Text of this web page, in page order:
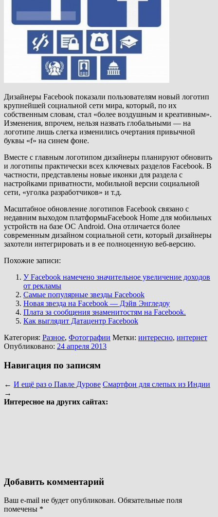
Дизайнеры Facebook показали пользователям новый логотип
крупнейшей социальной сети мира, который, по их
собственным словам, стал «более воздушным и креативным».
Изменения, впрочем, нельзя назвать глобальными — на
логотипе лишь слегка изменились очертания привычной
буквы «f» на синем фоне.
Вместе с главным логотипом дизайнеры планируют обновить
и логотипы практически всех ключевых разделов Facebook. В
частности, представлены новые иконки для раздела с
настройками приватности, мобильной версии социальной
сети, «уголка разработчиков» и т.д.
Масштабное обновление логотипов Facebook связано с
недавним выходом платформыFacebook Home для мобильных
устройств на базе ОС Android. Она отличается более
современным дизайном социальной сети, который дизайнеры
захотели интегрировать и в ее полноценную веб-версию.
Похожие записи:
У Facebook намечено значительное увеличение доходов
от рекламы
Самые популярные звезды Facebook
Новая звезда на Facebook — Дэйв Энгледоу
Плата за сообщения знаменитостям на Facebook.
Как выглядит Датацентр Facebook
Категория: Разное, Фотографии Метки: интересно, интернет
Опубликовано: 24 апреля 2013
Навигация по записям
← И ещё раз о Павле Дурове Смартфон для слепых из Индии
→
Интересное на других сайтах:
Добавить комментарий
Ваш e-mail не будет опубликован. Обязательные поля
помечены *